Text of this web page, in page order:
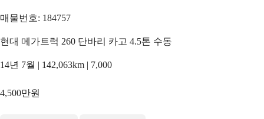
매물번호: 184757
현대 메가트럭 260 단바리 카고 4.5톤 수동
14년 7월 | 142,063km | 7,000
4,500만원